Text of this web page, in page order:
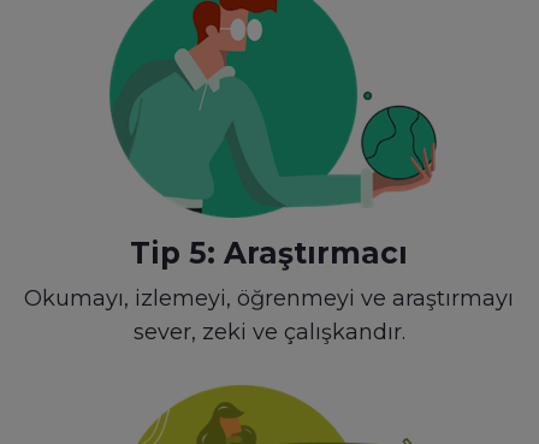
Tip 5: Araştırmacı
Okumayı, izlemeyi, öğrenmeyi ve araştırmayı
sever, zeki ve çalışkandır.